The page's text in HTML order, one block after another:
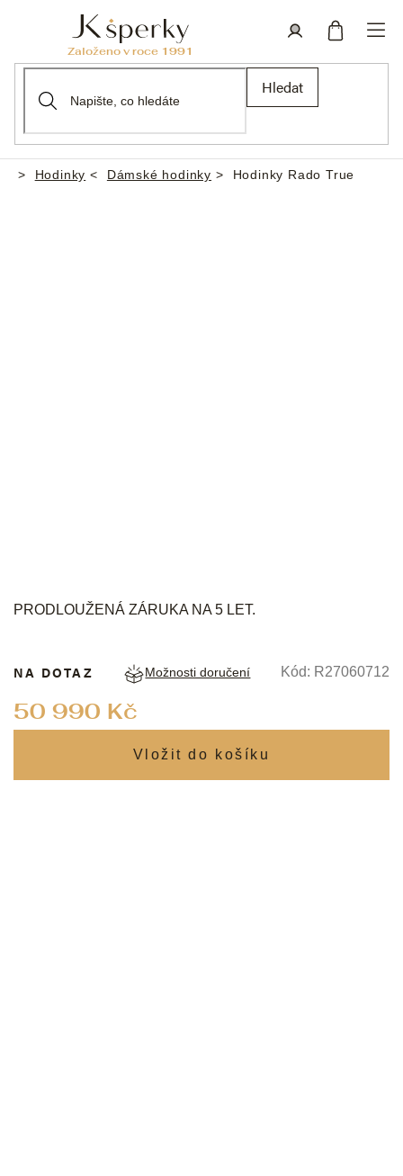
Hledat
Domů
Hodinky Dámské hodinky Hodinky Rado True
PRODLOUŽENÁ ZÁRUKA NA 5 LET.
50 990 Kč
NA DOTAZ Možnosti doručení Kód: R27060712